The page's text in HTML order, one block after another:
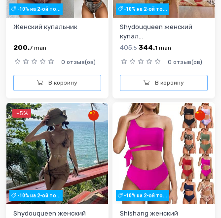
-10% на 2-ой то...
Женский купальник
200.7 man
0 отзыв(ов)
В корзину
-10% на 2-ой то...
Shydouqueen женский
купал...
405.5 344.1 man
0 отзыв(ов)
В корзину
-5%
-10% на 2-ой то...
Shydouqueen женский
-10% на 2-ой то...
Shishang женский